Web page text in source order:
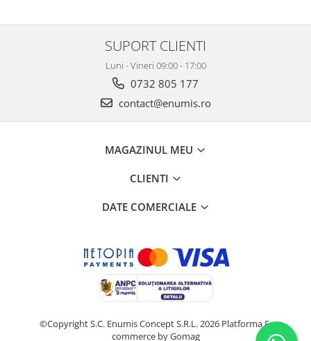
SUPORT CLIENTI
Luni - Vineri 09:00 - 17:00
0732 805 177
contact@enumis.ro
MAGAZINUL MEU
CLIENTI
DATE COMERCIALE
©Copyright S.C. Enumis Concept S.R.L. 2026 Platforma E-
commerce by Gomag